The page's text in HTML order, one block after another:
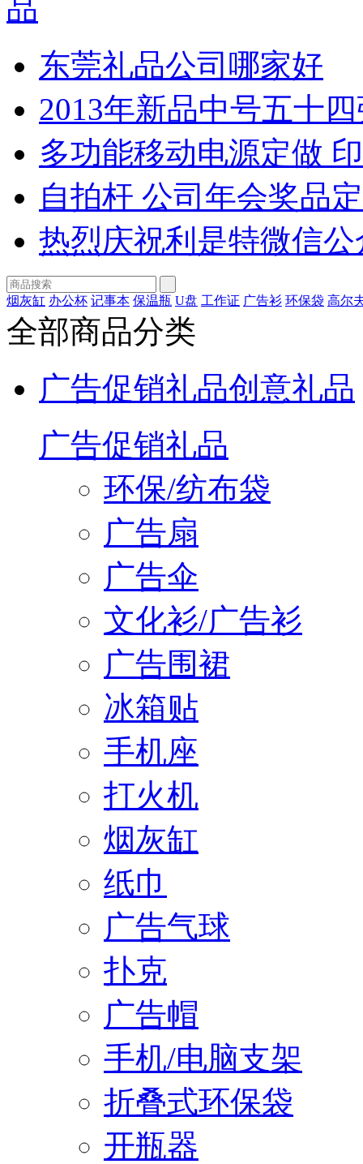
东莞礼品公司哪家好
2013年新品中号五十
多功能移动电源定做
自拍杆 公司年会奖品
热烈庆祝利是特微信
烟灰缸 办公杯 记事本 保温瓶 U盘 工作证 广告衫 环保袋 高尔
全部商品分类
广告促销礼品创意礼品
广告促销礼品
环保/纺布袋
广告扇
广告伞
文化衫/广告衫
广告围裙
冰箱贴
手机座
打火机
烟灰缸
纸巾
广告气球
扑克
广告帽
手机/电脑支架
折叠式环保袋
开瓶器